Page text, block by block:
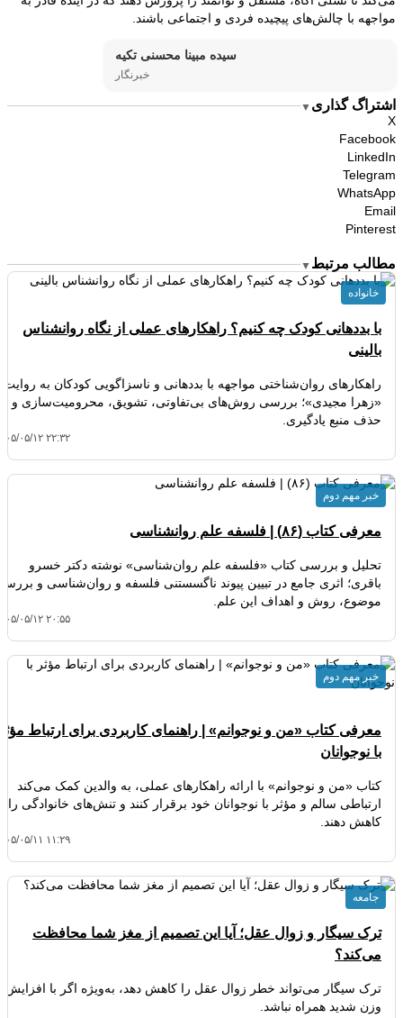
مواجهه با چالش‌های پیچیده فردی و اجتماعی باشند.
سیده مبینا محسنی تکیه
خبرنگار
اشتراگ گذاری ▼
X
Facebook
LinkedIn
Telegram
WhatsApp
Email
Pinterest
مطالب مرتبط ▼
با بددهانی کودک چه کنیم؟ راهکارهای عملی از نگاه روانشناس
بالینی
راهکارهای روان‌شناختی مواجهه با بددهانی و ناسزاگویی کودکان به روایت
«زهرا مجیدی»؛ بررسی روش‌های بی‌تفاوتی، تشویق، محرومیت‌سازی و
حذف منبع یادگیری.
۱۴۰۵/۰۵/۱۲
خانواده
معرفی کتاب (۸۶) | فلسفه علم روانشناسی
تحلیل و بررسی کتاب «فلسفه علم روان‌شناسی» نوشته دکتر خسرو
باقری؛ اثری جامع در تبیین پیوند ناگسستنی فلسفه و روان‌شناسی و
موضوع، روش و اهداف این علم.
۱۴۰۵/۰۵/۱۲
خبر مهم دوم
معرفی کتاب «من و نوجوانم» | راهنمای کاربردی برای ارتباط
با نوجوانان
کتاب «من و نوجوانم» با ارائه راهکارهای عملی، به والدین کمک می‌کند
ارتباطی سالم و مؤثر با نوجوانان خود برقرار کنند و تنش‌های خانوادگی را
کاهش دهند.
۱۴۰۵/۰۵/۱۱
خبر مهم دوم
ترک سیگار و زوال عقل؛ آیا این تصمیم از مغز شما محافظت
می‌کند؟
ترک سیگار می‌تواند خطر زوال عقل را کاهش دهد، به‌ویژه اگر با افزایش
وزن شدید همراه نباشد.
جامعه